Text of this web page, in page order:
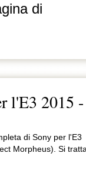
di
l'E3 2015 -
di Sony per l'E3
Morpheus). Si